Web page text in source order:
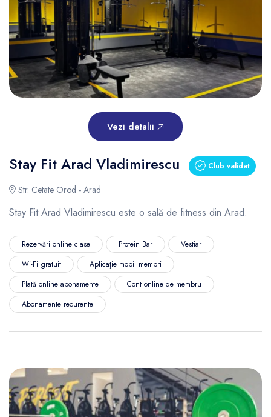
Vezi detalii
Stay Fit Arad Vladimirescu Club validat
Str. Cetate Orod - Arad
Stay Fit Arad Vladimirescu este o sală de fitness din Arad.
Rezervări online clase Protein Bar
Vestiar
Wi-Fi gratuit
Aplicație mobil membri
Plată online abonamente
Cont online de membru
Abonamente recurente